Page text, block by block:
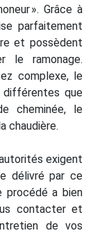
». Grâce à
parfaitement
et possèdent
le ramonage.
complexe, le
différentes que
cheminée, le
chaudière.
exigent
délivré par ce
procédé a bien
contacter et
de vos